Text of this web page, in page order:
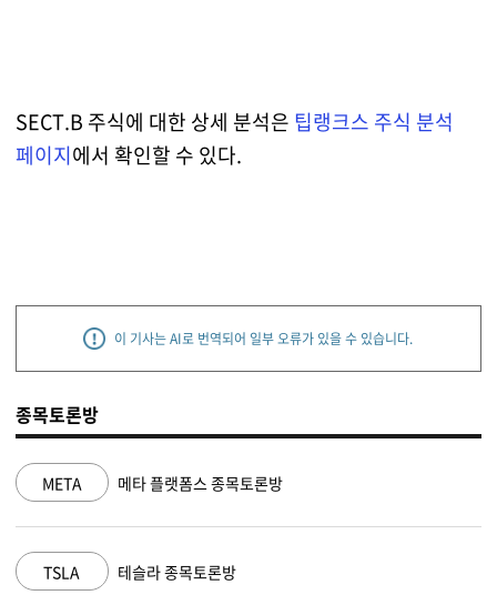
SECT.B 주식에 대한 상세 분석은 팁랭크스 주식 분석
페이지에서 확인할 수 있다.
이 기사는 AI로 번역되어 일부 오류가 있을 수 있습니다.
종목토론방
META 메타 플랫폼스 종목토론방
TSLA 테슬라 종목토론방